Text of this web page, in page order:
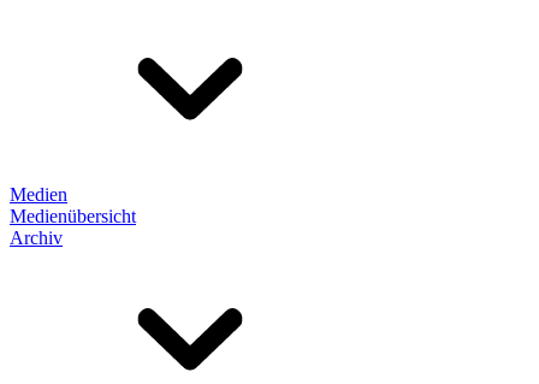
Medien
Medienübersicht
Archiv